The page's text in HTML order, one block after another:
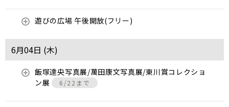
遊びの広場 午後開放(フリー)
6月04日 (木)
飯塚達央写真展/萬田康文写真展/東川賞コレクショ
ン展
6/22まで